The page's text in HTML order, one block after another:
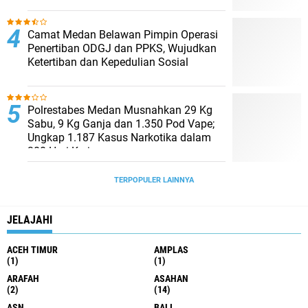
Camat Medan Belawan Pimpin Operasi
Penertiban ODGJ dan PPKS, Wujudkan
Ketertiban dan Kepedulian Sosial
Polrestabes Medan Musnahkan 29 Kg
Sabu, 9 Kg Ganja dan 1.350 Pod Vape;
Ungkap 1.187 Kasus Narkotika dalam
300 Hari Kerja
TERPOPULER LAINNYA
JELAJAHI
ACEH TIMUR
(1)
AMPLAS
(1)
ARAFAH
(2)
ASAHAN
(14)